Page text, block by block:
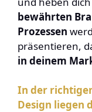
bewährten
Prozessen
präsentieren,
in deinem
In der
Design liegen